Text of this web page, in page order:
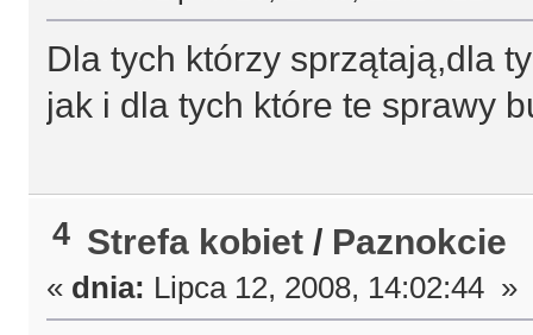
Dla tych którzy sprzątają,dla
jak i dla tych które te sprawy
4 Strefa kobiet / Paznokcie
« dnia: Lipca 12, 2008, 14:02:44 »